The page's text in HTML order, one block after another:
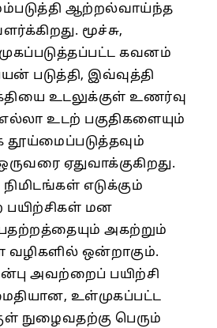
ஆற்றல்வாய்ந்த
மூச்சு,
கவனம்
படுத்தி, இவ்வுத்தி
உடலுக்குள் உணர்வு
எல்லா உடற் பகுதிகளையும்
தூய்மைப்படுத்தவும்
ஏதுவாக்குகிறது.
எடுக்கும்
பயிற்சிகள் மன
அகற்றும்
வழிகளில் ஒன்றாகும்.
அவற்றைப் பயிற்சி
உள்முகப்பட்ட
நுழைவதற்கு பெரும்